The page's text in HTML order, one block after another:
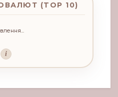
(TOP 10)
i